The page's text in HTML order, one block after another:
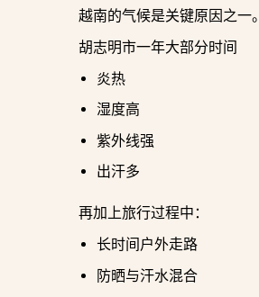
越南的气候是关键原因之一。
胡志明市一年大部分时间
炎热
湿度高
紫外线强
出汗多
再加上旅行过程中：
长时间户外走路
防晒与汗水混合